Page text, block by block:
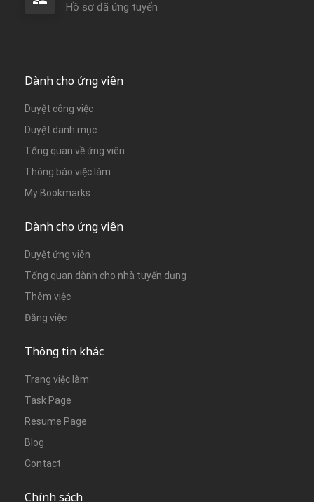
Hồ sơ đã ứng tuyển
Dành cho ứng viên
Duyệt công việc
Duyệt danh mục
Tổng quan về ứng viên
Thông báo việc làm
My Bookmarks
Dành cho ứng viên
Duyệt ứng viên
Tổng quan dành cho nhà tuyển dụng
Thêm việc
Đăng việc
Thông tin khác
Trang việc làm
Task Page
Resume Page
Blog
Contact
Chính sách